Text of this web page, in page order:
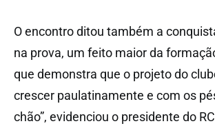
O encontro ditou também a
na prova, um feito maior da
que demonstra que o projeto do
crescer paulatinamente e com os
chão”, evidenciou o presidente do